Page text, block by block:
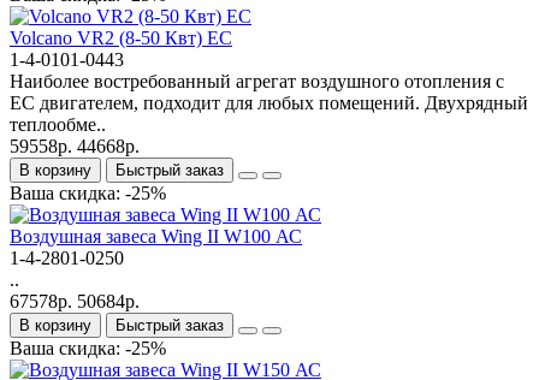
Volcano VR2 (8-50 Квт) EC
1-4-0101-0443
Наиболее востребованный агрегат воздушного отопления с
ЕС двигателем, подходит для любых помещений. Двухрядный
теплообме..
59558р. 44668р.
В корзину Быстрый заказ
Ваша скидка: -25%
Bоздушная завеса Wing II W100 АС
1-4-2801-0250
..
67578р. 50684р.
В корзину Быстрый заказ
Ваша скидка: -25%